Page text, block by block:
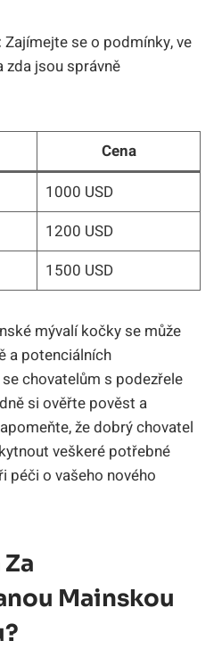
Zajímejte se o podmínky, ve
zda jsou správně
Cena
1000 USD
1200 USD
1500 USD
mývalí kočky se může
a potenciálních
chovatelům s podezřele
si ověřte pověst a
že dobrý chovatel
veškeré potřebné
péči o vašeho nového
Mainskou